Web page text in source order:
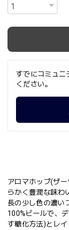
すでにコミュニ
ください。
アロマホップ(ザ
らかく豊潤な味わ
長の少し色の濃い
100%ビールで、
す糖化方法)とレ